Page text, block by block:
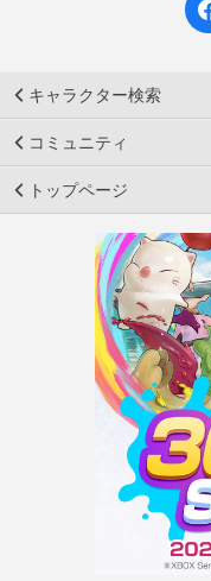
キャラクター検索
コミュニティ
トップページ